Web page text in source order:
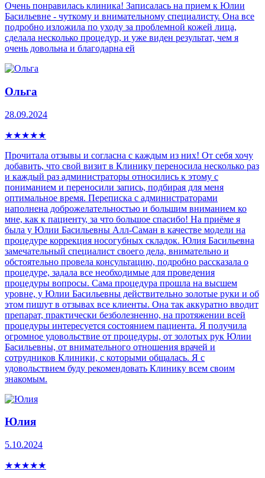
Очень понравилась клиника! Записалась на прием к Юлии
Басильевне - чуткому и внимательному специалисту. Она все
подробно изложила по уходу за проблемной кожей лица,
сделала несколько процедур, и уже виден результат, чем я
очень довольна и благодарна ей
Ольга
28.09.2024
★★★★★
Прочитала отзывы и согласна с каждым из них! От себя хочу
добавить, что свой визит в Клинику переносила несколько раз
и каждый раз администраторы относились к этому с
пониманием и переносили запись, подбирая для меня
оптимальное время. Переписка с администраторами
наполнена доброжелательностью и большим вниманием ко
мне, как к пациенту, за что большое спасибо! На приёме я
была у Юлии Басильевны Алл-Саман в качестве модели на
процедуре коррекция носогубных складок. Юлия Басильевна
замечательный специалист своего дела, внимательно и
обстоятельно провела консультацию, подробно рассказала о
процедуре, задала все необходимые для проведения
процедуры вопросы. Сама процедура прошла на высшем
уровне, у Юлии Басильевны действительно золотые руки и об
этом пишут в отзывах все клиенты. Она так аккуратно вводит
препарат, практически безболезненно, на протяжении всей
процедуры интересуется состоянием пациента. Я получила
огромное удовольствие от процедуры, от золотых рук Юлии
Басильевны, от внимательного отношения врачей и
сотрудников Клиники, с которыми общалась. Я с
удовольствием буду рекомендовать Клинику всем своим
знакомым.
Юлия
5.10.2024
★★★★★